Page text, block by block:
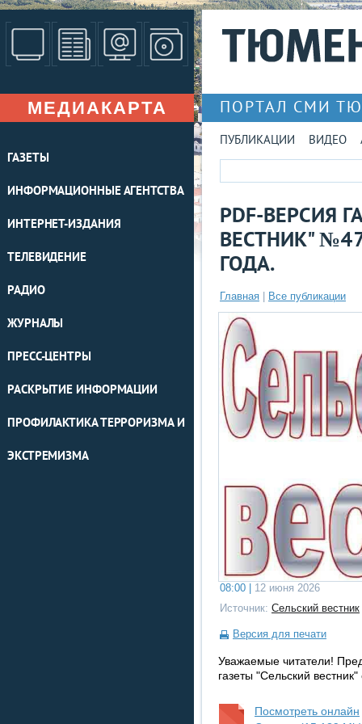
МЕДИАКАРТА
ГАЗЕТЫ
ИНФОРМАЦИОННЫЕ АГЕНТСТВА
ИНТЕРНЕТ-ИЗДАНИЯ
ТЕЛЕВИДЕНИЕ
РАДИО
ЖУРНАЛЫ
ПРЕСС-ЦЕНТРЫ
РАСКРЫТИЕ ИНФОРМАЦИИ
ПРОФИЛАКТИКА ТЕРРОРИЗМА И
ЭКСТРЕМИЗМА
ПОРТАЛ СМИ
ПУБЛИКАЦИИ ВИДЕО
PDF-ВЕРСИЯ
ВЕСТНИК"
ГОДА.
Главная Все публикации
08:00 |
12 июня 2026
Источник: Сельский вестник
Версия для печати
Уважаемые читатели!
газеты "Сельский
Посмотреть онлайн